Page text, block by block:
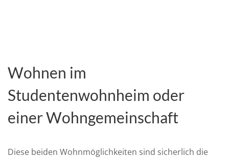
Wohnen im
Studentenwohnheim oder
einer Wohngemeinschaft
Diese beiden Wohnmöglichkeiten sind sicherlich die